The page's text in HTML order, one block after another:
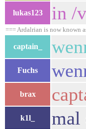
lukas123 in /
=== Ardalrian is now known
captain_
Fuchs
brax
k1l_ mal